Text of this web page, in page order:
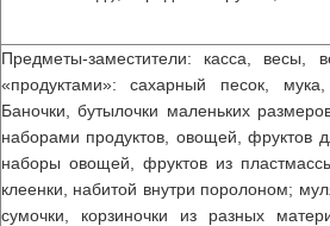
Предметы-заместители: касса, весы,
«продуктами»: сахарный песок,
Баночки, бутылочки маленьких
наборами продуктов, овощей, фруктов
наборы овощей, фруктов из
клеенки, набитой внутри поролоном;
сумочки, корзиночки из разных